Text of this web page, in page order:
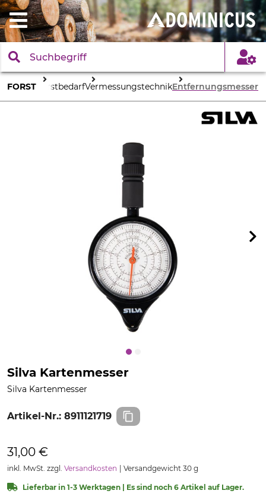
FORST ForstbedarfVermessungstechnikEntfernungsmesser
Silva Kartenmesser
Silva Kartenmesser
Artikel-Nr.: 8911121719
31,00 €
inkl. MwSt. zzgl. Versandkosten Versandgewicht 30 g
Lieferbar in 1-3 Werktagen | Es sind noch 6 Artikel auf Lager.